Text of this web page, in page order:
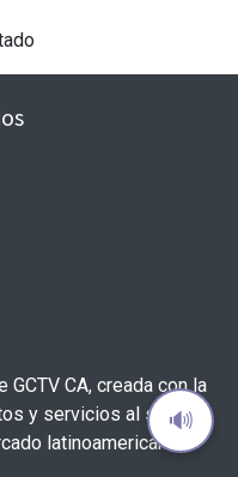
CA, creada con la
y servicios al sector
latinoamericano
🔊